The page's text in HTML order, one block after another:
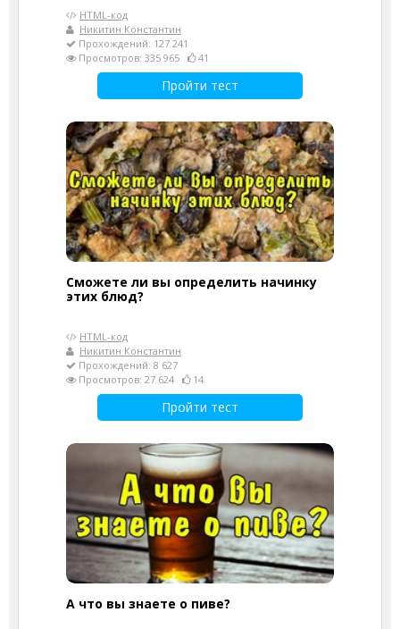
HTML-код
Никитин Константин
Прохождений: 127 241
Просмотров: 335 965
41
Пройти тест
Сможете ли вы определить начинку
этих блюд?
HTML-код
Никитин Константин
Прохождений: 8 627
Просмотров: 27 624
14
Пройти тест
А что вы знаете о пиве?